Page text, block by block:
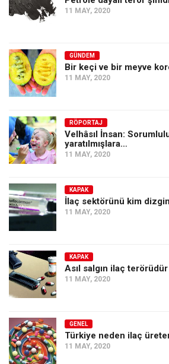
11 MAY, 2020
GÜNDEM
Bir keçi ve bir meyve
11 MAY, 2020
RÖPORTAJ
Velhâsıl İnsan:
yaratılmışlara…
11 MAY, 2020
KAPAK
İlaç sektörünü kim
11 MAY, 2020
KAPAK
Asıl salgın ilaç terörüdür
11 MAY, 2020
GENEL
Türkiye neden ilaç
11 MAY, 2020